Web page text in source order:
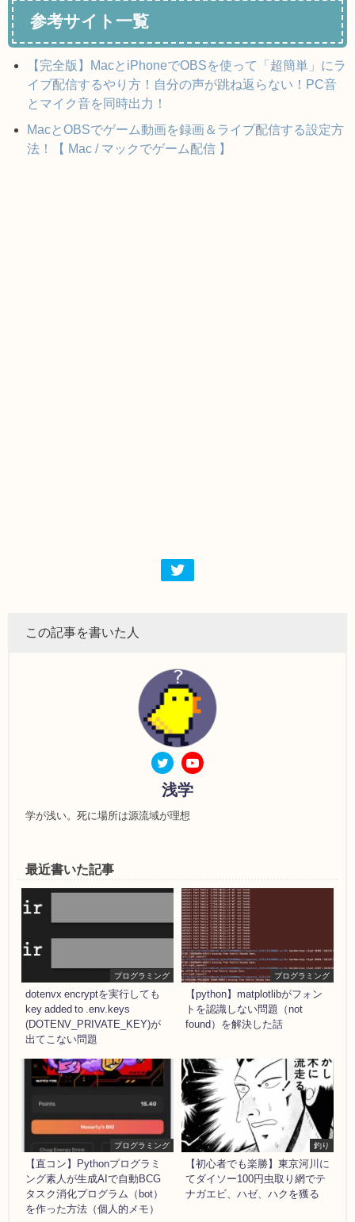
参考サイト一覧
【完全版】MacとiPhoneでOBSを使って「超簡単」にラ
イブ配信するやり方！自分の声が跳ね返らない！PC音
とマイク音を同時出力！
MacとOBSでゲーム動画を録画＆ライブ配信する設定方
法！【 Mac / マックでゲーム配信 】
この記事を書いた人
浅学
学が浅い。死に場所は源流域が理想
最近書いた記事
プログラミング
dotenvx encryptを実行しても
key added to .env.keys
(DOTENV_PRIVATE_KEY)が
出てこない問題
プログラミング
【python】matplotlibがフォン
トを認識しない問題（not
found）を解決した話
プログラミング
【直コン】Pythonプログラミ
ング素人が生成AIで自動BCG
タスク消化プログラム（bot）
を作った方法（個人的メモ）
釣り
【初心者でも楽勝】東京河川に
てダイソー100円虫取り網でテ
ナガエビ、ハゼ、ハクを獲る